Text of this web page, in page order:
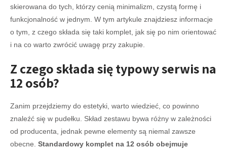
skierowana do tych, którzy cenią minimalizm, czystą formę i
funkcjonalność w jednym. W tym artykule znajdziesz informacje
o tym, z czego składa się taki komplet, jak się po nim orientować
i na co warto zwrócić uwagę przy zakupie.
Z czego składa się typowy serwis na
12 osób?
Zanim przejdziemy do estetyki, warto wiedzieć, co powinno
znaleźć się w pudełku. Skład zestawu bywa różny w zależności
od producenta, jednak pewne elementy są niemal zawsze
obecne. Standardowy komplet na 12 osób obejmuje